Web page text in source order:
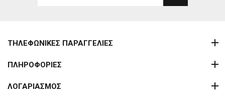
ΤΗΛΕΦΩΝΙΚΕΣ ΠΑΡΑΓΓΕΛΙΕΣ
ΠΛΗΡΟΦΟΡΙΕΣ
ΛΟΓΑΡΙΑΣΜΟΣ